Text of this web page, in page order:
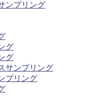
ンプリング
グ
グ
サンプリング
プリング